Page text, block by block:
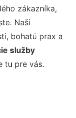
zákazníka,
Naši
bohatú prax a
služby
tu pre vás.